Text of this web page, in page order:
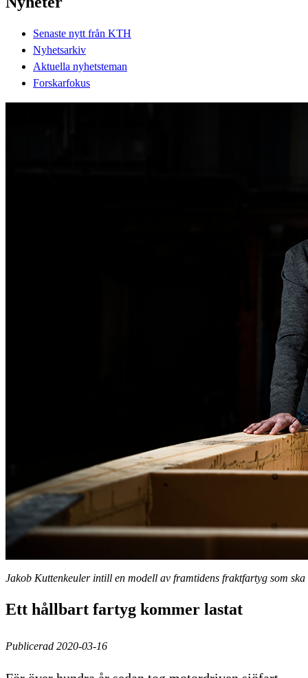
Senaste nytt från KTH
Nyhetsarkiv
Aktuella nyhetsteman
Forskarfokus
Jakob Kuttenkeuler intill en modell av framtidens fraktfartyg som
Ett hållbart fartyg kommer lastat
Publicerad 2020-03-16